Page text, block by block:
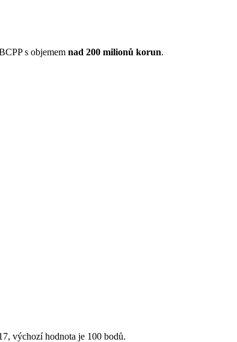
s objemem nad 200 milionů korun.
výchozí hodnota je 100 bodů.